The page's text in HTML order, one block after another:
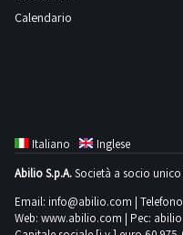
Calendario
Italiano
Inglese
Abilio S.p.A.Società a socio
Email: info@abilio.com |
Web: www.abilio.com | Pec: